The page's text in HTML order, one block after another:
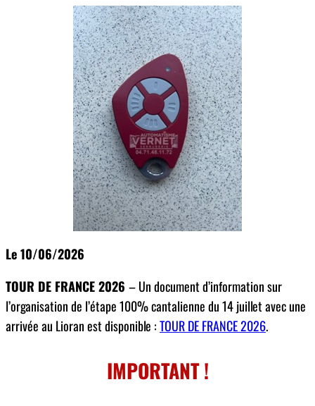
Le 10/06/2026
TOUR DE FRANCE 2026 – Un document d’information sur
l’organisation de l’étape 100% cantalienne du 14 juillet avec une
arrivée au Lioran est disponible :TOUR DE FRANCE 2026.
IMPORTANT !